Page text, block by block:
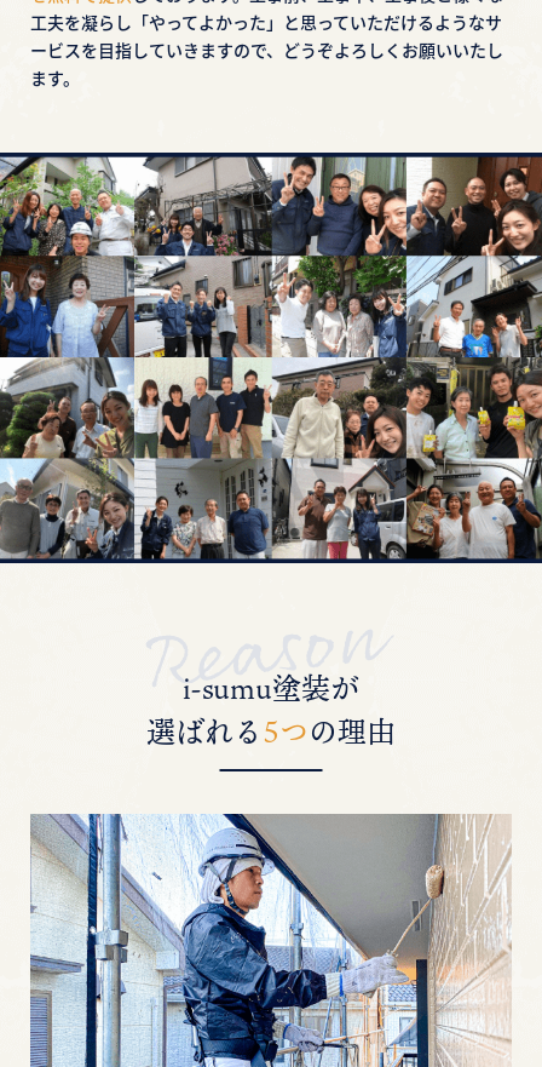
工夫を凝らし「やってよかった」と思っていただけるようなサ
ービスを目指していきますので、どうぞよろしくお願いいたし
ます。
i-sumu塗装が
選ばれる5つの理由